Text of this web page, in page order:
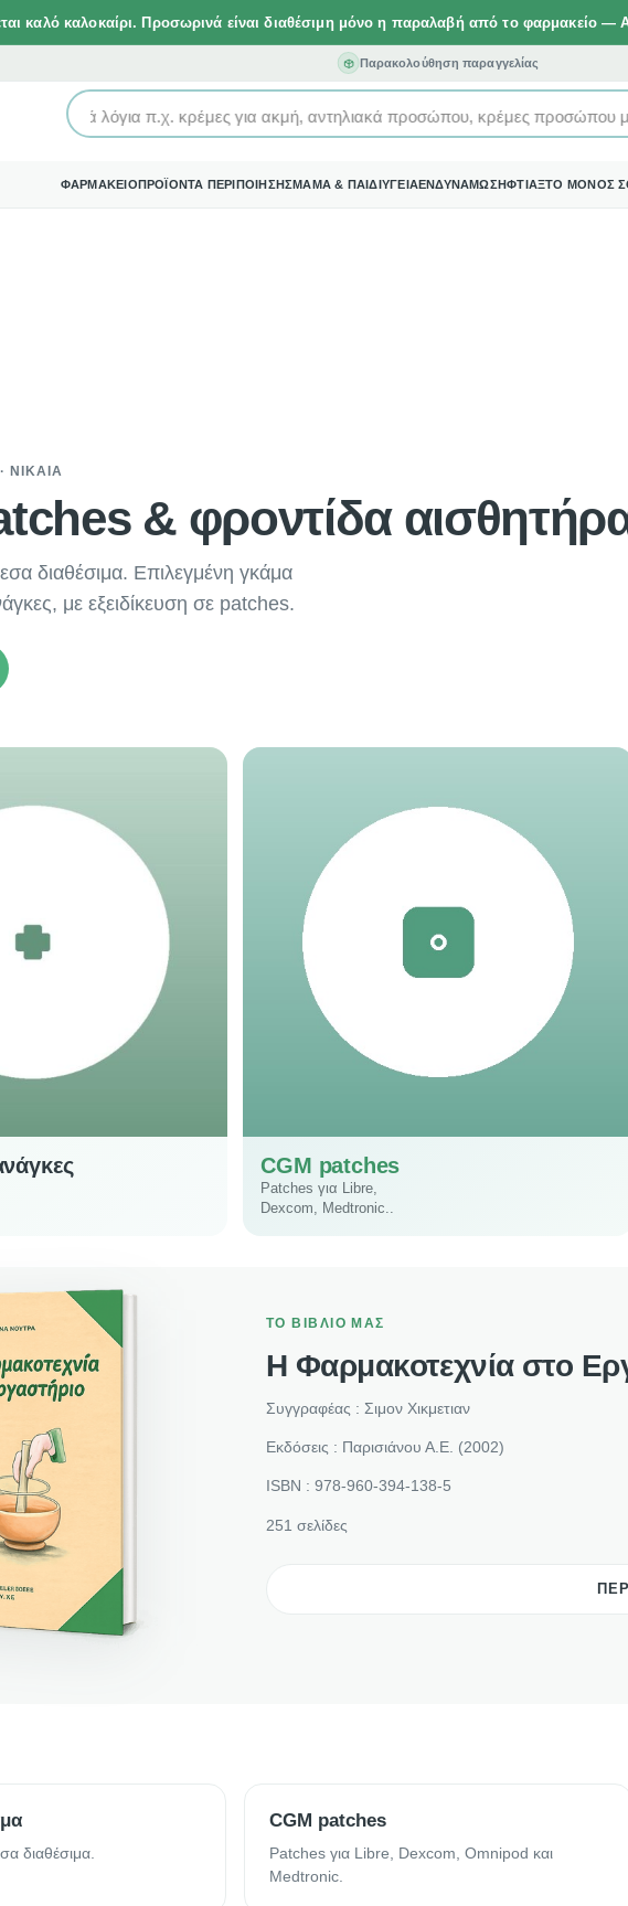
καλό καλοκαίρι. Προσωρινά είναι διαθέσιμη μόνο η παραλαβή από το φαρμακείο —
Παρακολούθηση παραγγελίας
με απλά λόγια π.χ. κρέμες για ακμή, αντηλιακά προσώπου, κρέμες προσώπου
ΦΑΡΜΑΚΕΙΟΠΡΟΪΟΝΤΑ ΠΕΡΙΠΟΙΗΣΗΣΜΑΜΑ & ΠΑΙΔΙΥΓΕΙΑΕΝΔΥΝΑΜΩΣΗΦΤΙΑΞΤΟ ΜΟΝΟΣ
ΝΊΚΑΙΑ
& φροντίδα
διαθέσιμα. Επιλεγμένη γκάμα
με εξειδίκευση σε patches.
CGM patches
Patches για Libre,
Dexcom, Medtronic..
ΤΟ ΒΙΒΛΙΟ ΜΑΣ
Η Φαρμακοτεχνία στο
Συγγραφέας : Σιμον Χικμετιαν
Εκδόσεις : Παρισιάνου Α.Ε. (2002)
ISBN : 978-960-394-138-5
251 σελίδες
διαθέσιμα.
CGM patches
Patches για Libre, Dexcom, Omnipod και
Medtronic.